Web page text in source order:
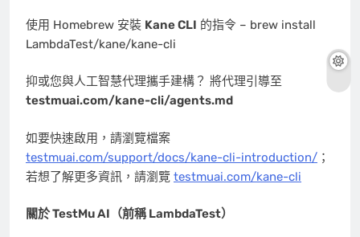
使用 Homebrew 安裝 Kane CLI 的指令 – brew install
LambdaTest/kane/kane-cli
抑或您與人工智慧代理攜手建構？ 將代理引導至
testmuai.com/kane-cli/agents.md
如要快速啟用，請瀏覽檔案
testmuai.com/support/docs/kane-cli-introduction/ ；
若想了解更多資訊，請瀏覽 testmuai.com/kane-cli
關於 TestMu AI（前稱 LambdaTest）